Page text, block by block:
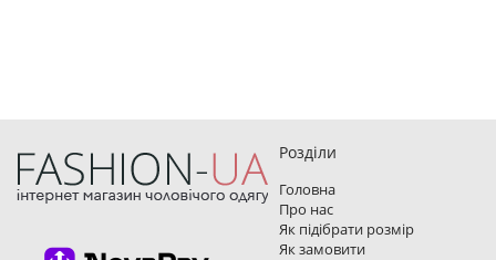
Розділи
Головна
Про нас
Як підібрати розмір
Як замовити